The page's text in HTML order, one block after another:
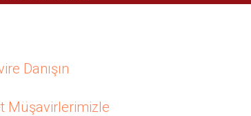
Danışın
Müşavirlerimizle